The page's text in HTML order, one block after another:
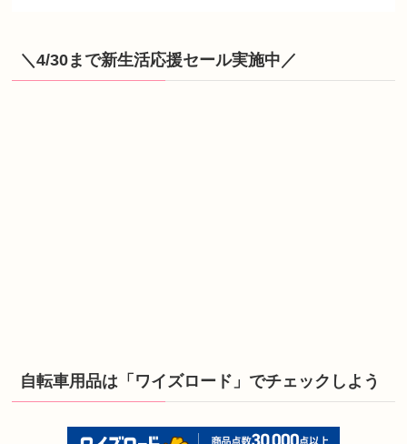
＼4/30まで新生活応援セール実施中／
自転車用品は「ワイズロード」でチェックしよう